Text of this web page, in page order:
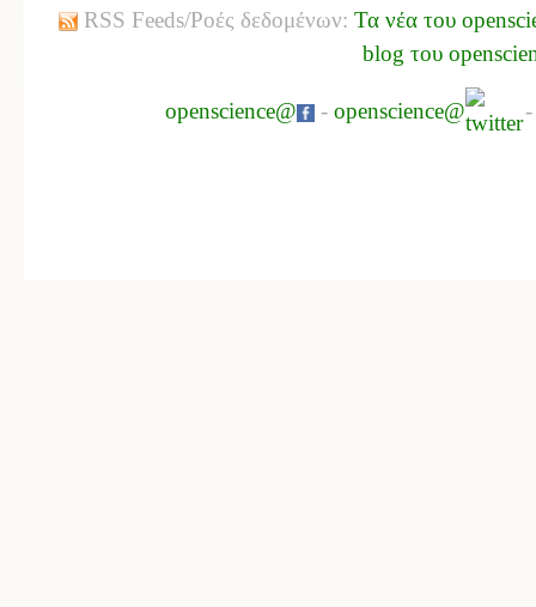
RSS Feeds/Ροές δεδομένων: Τα νέα του
blog του
openscience@ - openscience@